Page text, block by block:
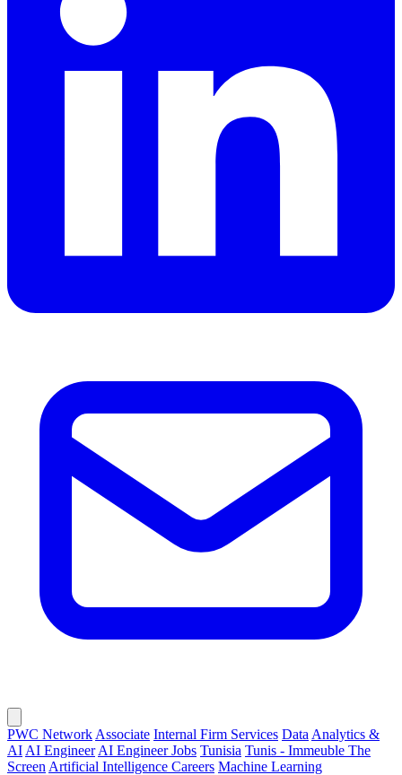
PWC Network Associate Internal Firm Services Data Analytics &
AI AI Engineer AI Engineer Jobs Tunisia Tunis - Immeuble The
Screen Artificial Intelligence Careers Machine Learning